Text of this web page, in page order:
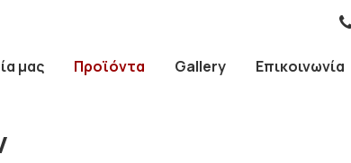
μας Προϊόντα Gallery Επικοινωνία